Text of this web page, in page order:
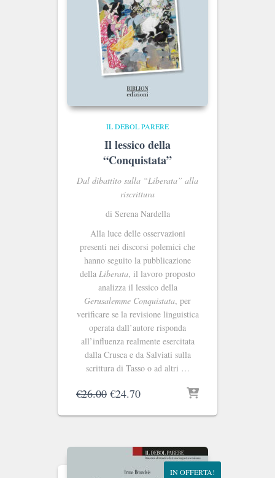
IL DEBOL PARERE
Il lessico della
“Conquistata”
Dal dibattito sulla “Liberata” alla
riscrittura
di Serena Nardella
Alla luce delle osservazioni
presenti nei discorsi polemici che
hanno seguito la pubblicazione
della Liberata, il lavoro proposto
analizza il lessico della
Gerusalemme Conquistata, per
verificare se la revisione linguistica
operata dall’autore risponda
all’influenza realmente esercitata
dalla Crusca e da Salviati sulla
scrittura di Tasso o ad altri …
€26.00 Il
originale
€26.00.
€24.70Il
attuale
€24.70.
IN OFFERTA!